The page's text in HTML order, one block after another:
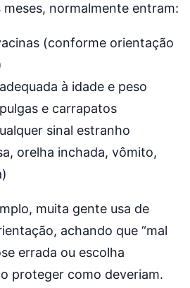
normalmente entram:
(conforme orientação
à idade e peso
e carrapatos
sinal estranho
orelha inchada, vômito,
muita gente usa de
achando que “mal
errada ou escolha
proteger como deveriam.